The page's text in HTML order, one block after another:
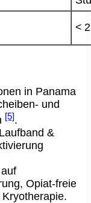
< 2
in Panama
und
[5].
&
Opiat‑freie